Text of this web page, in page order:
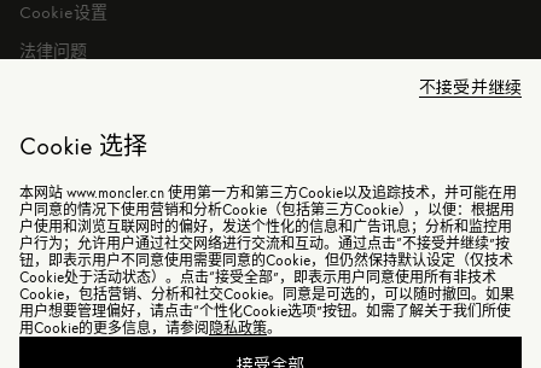
Cookie 选择
不接受并继续
本网站 www.moncler.cn 使用第一方和第三方Cookie以及追踪技术，并可能在用
户同意的情况下使用营销和分析Cookie（包括第三方Cookie），以便：根据用
户使用和浏览互联网时的偏好，发送个性化的信息和广告讯息；分析和监控用
户行为；允许用户通过社交网络进行交流和互动。通过点击“不接受并继续”按
钮，即表示用户不同意使用需要同意的Cookie，但仍然保持默认设定（仅技术
Cookie处于活动状态）。点击“接受全部”，即表示用户同意使用所有非技术
Cookie，包括营销、分析和社交Cookie。同意是可选的，可以随时撤回。如果
用户想要管理偏好，请点击“个性化Cookie选项”按钮。如需了解关于我们所使
用Cookie的更多信息，请参阅 隐私政策。
Cookie设置
法律问题
©2026 盟可睐（上海）商贸有限公司 保留所有权利
电子营业执照
沪ICP备2021014729号-2
沪公网安备31010602006898号